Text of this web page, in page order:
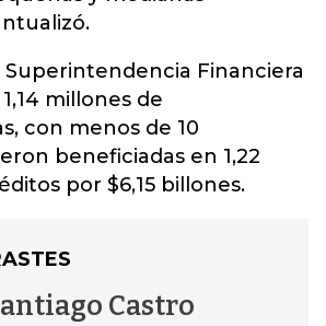
Financiera
millones de
con menos de 10
beneficiadas en 1,22
por $6,15 billones.
Castro